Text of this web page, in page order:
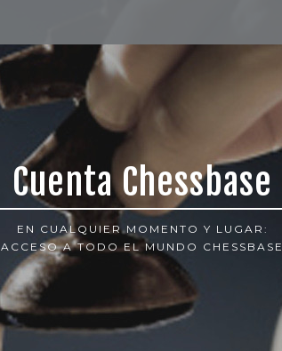
Cuenta Chessbase
EN CUALQUIER MOMENTO Y LUGAR:
ACCESO A TODO EL MUNDO CHESSBASE